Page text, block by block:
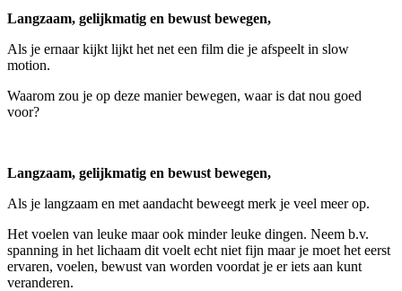
Langzaam, gelijkmatig en bewust bewegen,
Als je ernaar kijkt lijkt het net een film die je afspeelt in slow
motion.
Waarom zou je op deze manier bewegen, waar is dat nou goed
voor?
Langzaam, gelijkmatig en bewust bewegen,
Als je langzaam en met aandacht beweegt merk je veel meer op.
Het voelen van leuke maar ook minder leuke dingen. Neem b.v.
spanning in het lichaam dit voelt echt niet fijn maar je moet het eerst
ervaren, voelen, bewust van worden voordat je er iets aan kunt
veranderen.